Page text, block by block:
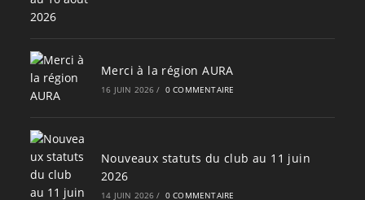
Merci à la région AURA
16 JUIN 2026 / 0 COMMENTAIRE
Nouveaux statuts du club au 11 juin
2026
14 JUIN 2026 / 0 COMMENTAIRE